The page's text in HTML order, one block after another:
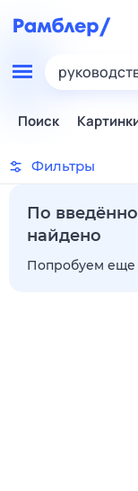
Поиск
Фильтры
По
найдено
Попробуем еще